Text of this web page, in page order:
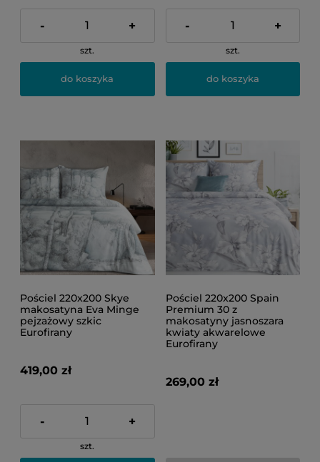
- +
szt.
do koszyka
- +
szt.
do koszyka
Pościel 220x200 Skye
makosatyna Eva Minge
pejzażowy szkic
Eurofirany
419,00 zł
- +
szt.
Pościel 220x200 Spain
Premium 30 z
makosatyny jasnoszara
kwiaty akwarelowe
Eurofirany
269,00 zł